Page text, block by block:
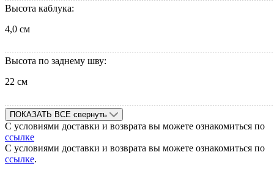
Высота каблука:
4,0 см
Высота по заднему шву:
22 см
ПОКАЗАТЬ ВСЕ свернуть
С условиями доставки и возврата вы можете ознакомиться по
ссылке
С условиями доставки и возврата вы можете ознакомиться по
ссылке.